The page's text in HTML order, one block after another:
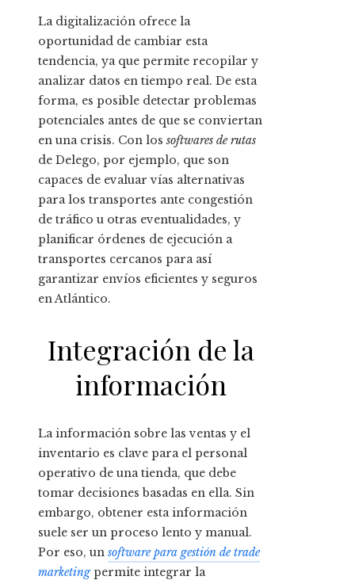
La digitalización ofrece la
oportunidad de cambiar esta
tendencia, ya que permite recopilar y
analizar datos en tiempo real. De esta
forma, es posible detectar problemas
potenciales antes de que se conviertan
en una crisis. Con los softwares de rutas
de Delego, por ejemplo, que son
capaces de evaluar vías alternativas
para los transportes ante congestión
de tráfico u otras eventualidades, y
planificar órdenes de ejecución a
transportes cercanos para así
garantizar envíos eficientes y seguros
en Atlántico.
Integración de la
información
La información sobre las ventas y el
inventario es clave para el personal
operativo de una tienda, que debe
tomar decisiones basadas en ella. Sin
embargo, obtener esta información
suele ser un proceso lento y manual.
Por eso, unsoftware para gestión de trade
marketingpermite integrar la